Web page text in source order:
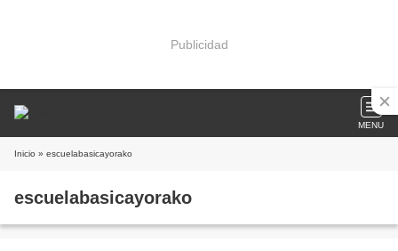
Publicidad
MENU
Inicio » escuelabasicayorako
escuelabasicayorako